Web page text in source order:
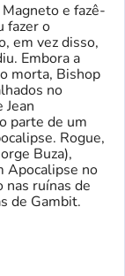
e fazê-
fazer o
em vez disso,
Embora a
morta, Bishop
no
parte de um
Rogue,
Buza),
Apocalipse no
ruínas de
de Gambit.